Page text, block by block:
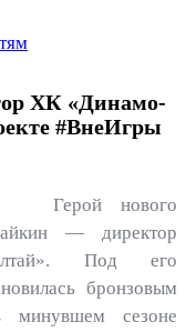
ХК «Динамо-
#ВнеИгры
Герой нового
— директор
Под его
бронзовым
сезоне